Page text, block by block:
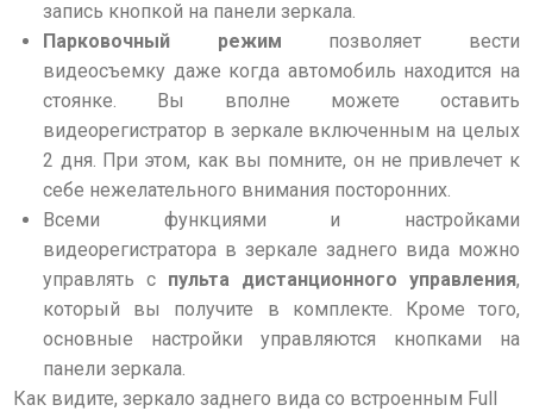
запись кнопкой на панели зеркала.
Парковочный режим позволяет вести
видеосъемку даже когда автомобиль находится на
стоянке. Вы вполне можете оставить
видеорегистратор в зеркале включенным на целых
2 дня. При этом, как вы помните, он не привлечет к
себе нежелательного внимания посторонних.
Всеми функциями и настройками
видеорегистратора в зеркале заднего вида можно
управлять с пульта дистанционного управления,
который вы получите в комплекте. Кроме того,
основные настройки управляются кнопками на
панели зеркала.
Как видите, зеркало заднего вида со встроенным Full